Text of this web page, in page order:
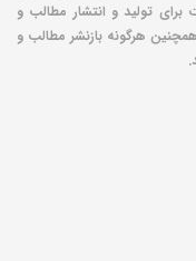
تولید و انتشار مطالب و
هرگونه بازنشر مطالب و